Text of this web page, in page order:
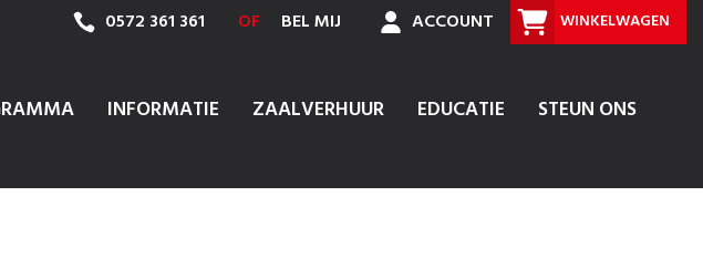
0572 361 361 OF BEL MIJ ACCOUNT WINKELWAGEN
INFORMATIE ZAALVERHUUR EDUCATIE STEUN ONS